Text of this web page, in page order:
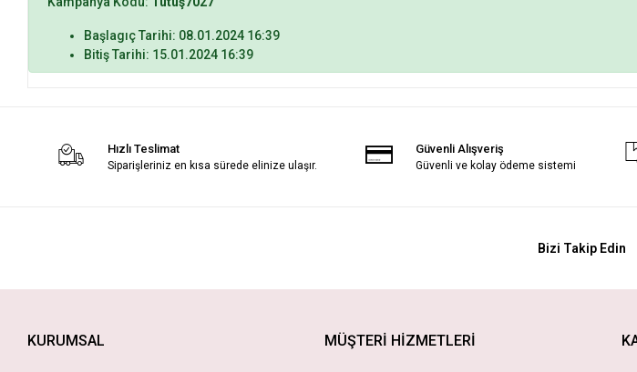
Başlagıç Tarihi: 08.01.2024 16:39
Bitiş Tarihi: 15.01.2024 16:39
Hızlı Teslimat
Siparişleriniz en kısa sürede elinize ulaşır.
Güvenli Alışveriş
Güvenli ve kolay ödeme sistemi
Bizi Takip Edin
KURUMSAL MÜŞTERİ HİZMETLERİ